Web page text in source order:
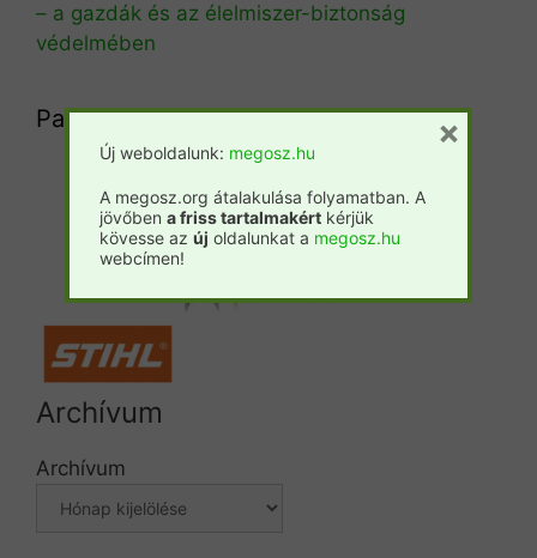
– a gazdák és az élelmiszer-biztonság
védelmében
Partnereink
Csemete Prosilva Fatáj
Forestpress
Archívum
Archívum
Új weboldalunk: megosz.hu
A megosz.org átalakulása folyamatban. A
jövőben a friss tartalmakért kérjük
kövesse az új oldalunkat a megosz.hu
webcímen!
×